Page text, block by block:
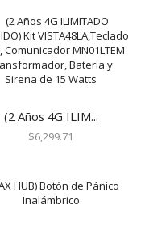
(2 Años 4G ILIM...
$6,299.71